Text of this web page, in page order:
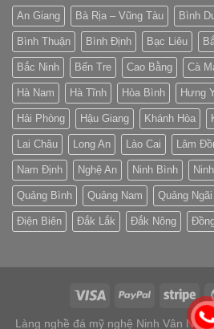
An Giang Bà Rịa – Vũng Tàu Bình
Bình Thuận Bình Định Bạc Liêu
Bắc Ninh Bến Tre Cao Bằng Cà
Hà Nam Hà Tĩnh Hòa Bình Hưng
Hải Phòng Hậu Giang Khánh Hòa
Lai Châu Long An Lào Cai Lâm
Nam Định Nghệ An Ninh Bình
Quảng Bình Quảng Nam Quảng Ngãi
Điện Biên Đắk Lắk Đắk Nông
Làng nghề đá mỹ nghệ Ninh Vân